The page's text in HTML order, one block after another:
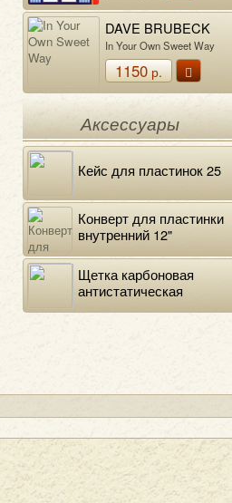
DAVE BRUBECK
QUARTET feat.
PAUL DESMOND
In Your Own Sweet Way
1150р.
Аксессуары
Кейс для пластинок 25
Конверт для пластинки
внутренний 12"
Щетка карбоновая
антистатическая